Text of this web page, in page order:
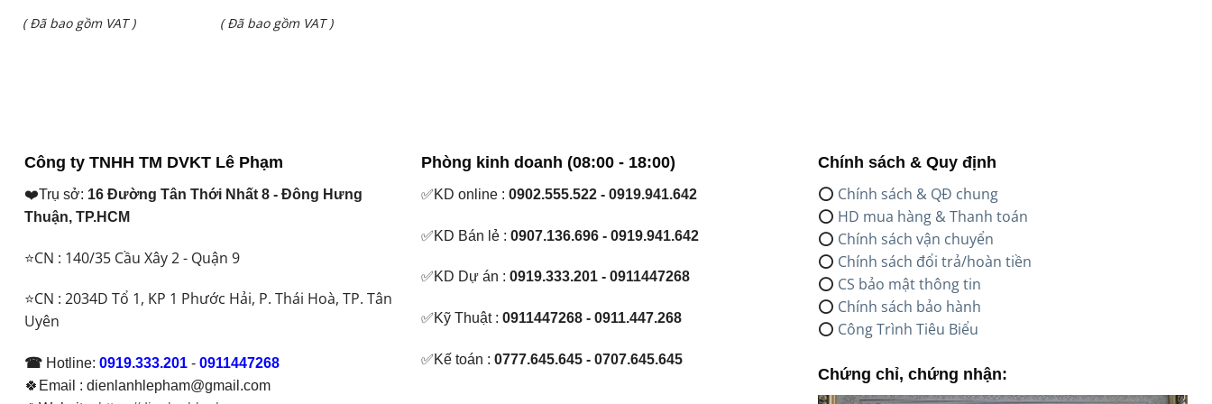
là:
Giá
₫ 10.550.000.
( Đã bao gồm VAT )
là:
Giá
₫ 28.350.000.
( Đã bao gồm VAT )
Công ty TNHH TM DVKT Lê Phạm
❤️Trụ sở: 16 Đường Tân Thới Nhất 8 - Đông Hưng
Thuận, TP.HCM
⭐CN : 140/35 Cầu Xây 2 - Quận 9
⭐CN : 2034D Tổ 1, KP 1 Phước Hải, P. Thái Hoà, TP. Tân
Uyên
☎ Hotline: 0919.333.201 - 0911447268
🍀Email : dienlanhlepham@gmail.com
Phòng kinh doanh (08:00 - 18:00)
✅KD online : 0902.555.522 - 0919.941.642
✅KD Bán lẻ : 0907.136.696 - 0919.941.642
✅KD Dự án : 0919.333.201 - 0911447268
✅Kỹ Thuật : 0911447268 - 0911.447.268
✅Kế toán : 0777.645.645 - 0707.645.645
Chính sách & Quy định
⭕ Chính sách & QĐ chung
⭕ HD mua hàng & Thanh toán
⭕ Chính sách vận chuyển
⭕ Chính sách đổi trả/hoàn tiền
⭕ CS bảo mật thông tin
⭕ Chính sách bảo hành
⭕ Công Trình Tiêu Biểu
Chứng chỉ, chứng nhận: